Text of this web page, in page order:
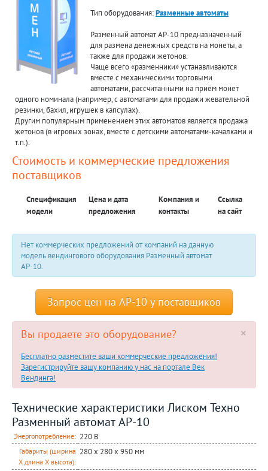
Тип оборудования:Разменные автоматы
Разменный автомат АР-10 предназначенный
для размена денежных средств на монеты, а
также для продажи жетонов.
Чаще всего «разменники» устанавливаются
вместе с механическими торговыми
автоматами, рассчитанными на приём монет
одного номинала (например, с автоматами для продажи жевательной
резинки, бахил, игрушек в капсулах).
Другим популярным применением этих автоматов является продажа
жетонов (в игровых зонах, вместе с детскими автоматами-качалками и
т.п.).
Стоимость и коммерческие предложения
поставщиков
Спецификация
модели
Цена и дата
предложения
Компания и
контакты
Ссылка
на сайт
Нет коммерческих предложений от компаний на данную
модель вендингового оборудования Разменный автомат
АР-10.
Запрос цен на АР-10 у поставщиков
×
Вы продаете это оборудование?
Бесплатно разместите ваши коммерческие предложения!
Зарегистрируйте вашу компанию у нас на портале Век
Вендинга!
Технические характеристики Лиском Техно
Разменный автомат АР-10
Энергопотребление: 220 В
Габариты (ширина
Х длина Х высота):
280 x 280 x 950 мм